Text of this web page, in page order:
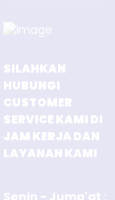
SILAHKAN
HUBUNGI
CUSTOMER
SERVICE KAMI DI
JAM KERJA DAN
LAYANAN KAMI